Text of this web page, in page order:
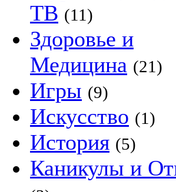
ТВ (11)
Здоровье и
Медицина (21)
Игры (9)
Искусство (1)
История (5)
Каникулы и